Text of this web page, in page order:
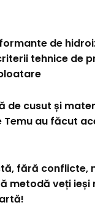
de
tehnice de
de cusut și
au făcut
fără conflicte,
metodă veți ieși